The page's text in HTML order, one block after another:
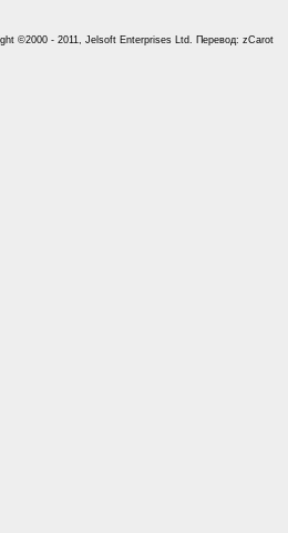
©2000 - 2011, Jelsoft Enterprises Ltd. Перевод: zCarot